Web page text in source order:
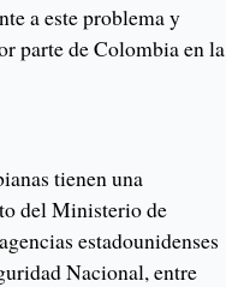
a este problema y
parte de Colombia en la
tienen una
del Ministerio de
estadounidenses
Nacional, entre